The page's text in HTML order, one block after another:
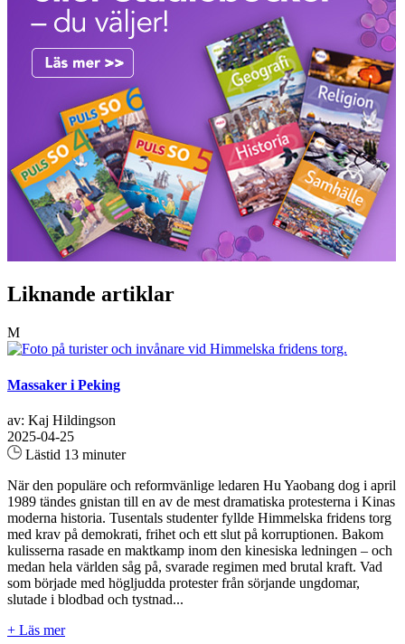
Liknande artiklar
M
Massaker i Peking
av: Kaj Hildingson
2025-04-25
Lästid 13 minuter
När den populäre och reformvänlige ledaren Hu Yaobang dog i april
1989 tändes gnistan till en av de mest dramatiska protesterna i Kinas
moderna historia. Tusentals studenter fyllde Himmelska fridens torg
med krav på demokrati, frihet och ett slut på korruptionen. Bakom
kulisserna rasade en maktkamp inom den kinesiska ledningen – och
medan hela världen såg på, svarade regimen med brutal kraft. Vad
som började med högljudda protester från sörjande ungdomar,
slutade i blodbad och tystnad...
+ Läs mer